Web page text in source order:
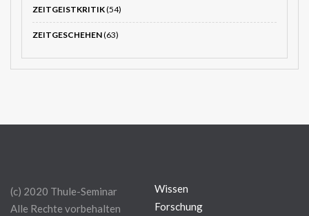
ZEITGEISTKRITIK(54)
ZEITGESCHEHEN(63)
(c) 2020 Thule-Seminar
Alle Rechte vorbehalten
Wissen
Forschung